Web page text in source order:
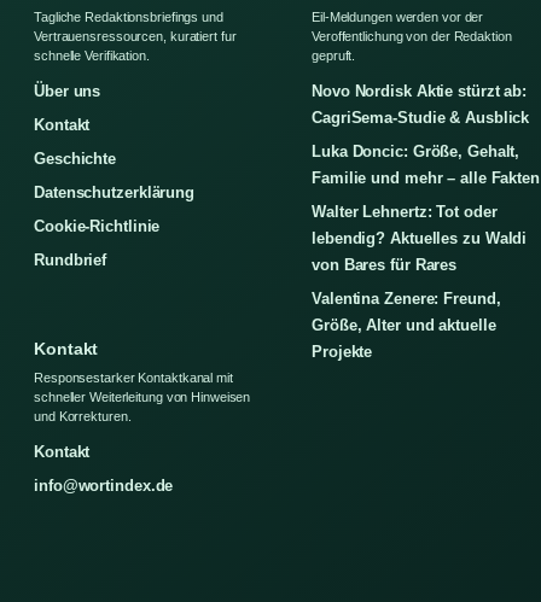
Tagliche Redaktionsbriefings und
Vertrauensressourcen, kuratiert fur
schnelle Verifikation.
Über uns
Kontakt
Geschichte
Datenschutzerklärung
Cookie-Richtlinie
Rundbrief
Eil-Meldungen werden vor der
Veroffentlichung von der Redaktion
gepruft.
Novo Nordisk Aktie stürzt ab:
CagriSema-Studie & Ausblick
Luka Doncic: Größe, Gehalt,
Familie und mehr – alle Fakten
Walter Lehnertz: Tot oder
lebendig? Aktuelles zu Waldi
von Bares für Rares
Valentina Zenere: Freund,
Größe, Alter und aktuelle
Projekte
Kontakt
Responsestarker Kontaktkanal mit
schneller Weiterleitung von Hinweisen
und Korrekturen.
Kontakt
info@wortindex.de